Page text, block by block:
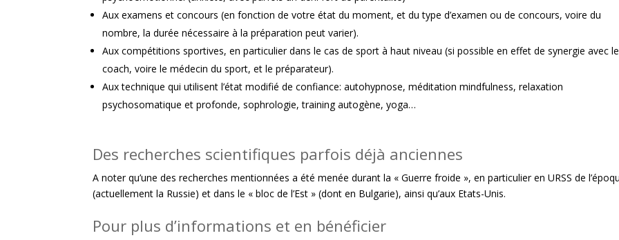
Aux examens et concours (en fonction de votre état du moment, et du type d’examen ou de concours, voire du
nombre, la durée nécessaire à la préparation peut varier).
Aux compétitions sportives, en particulier dans le cas de sport à haut niveau (si possible en effet de synergie avec le
coach, voire le médecin du sport, et le préparateur).
Aux technique qui utilisent l’état modifié de confiance: autohypnose, méditation mindfulness, relaxation
psychosomatique et profonde, sophrologie, training autogène, yoga…
Des recherches scientifiques parfois déjà anciennes
A noter qu’une des recherches mentionnées a été menée durant la « Guerre froide », en particulier en URSS de
(actuellement la Russie) et dans le « bloc de l’Est » (dont en Bulgarie), ainsi qu’aux Etats-Unis.
Pour plus d’informations et en bénéficier